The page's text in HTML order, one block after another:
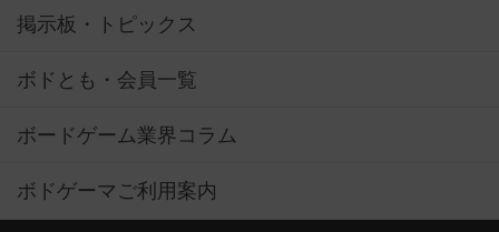
掲示板・トピックス
ボドとも・会員一覧
ボードゲーム業界コラム
ボドゲーマご利用案内